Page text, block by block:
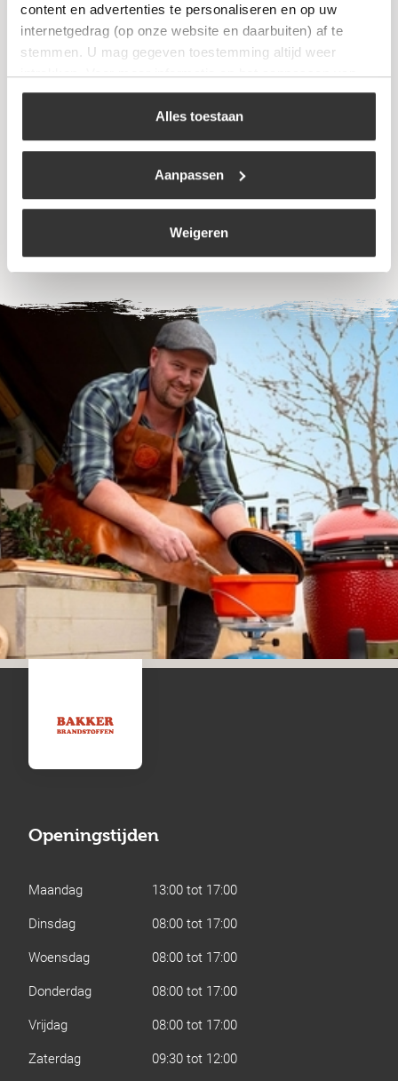
content en advertenties te personaliseren en op uw
internetgedrag (op onze website en daarbuiten) af te
stemmen. U mag gegeven toestemming altijd weer
intrekken. Voor meer informatie en het aanpassen van
uw keuze op onze website verwijzen wij u naar ons
Alles toestaan
Aanpassen
Weigeren
€43,95
Openingstijden
Maandag
13:00 tot 17:00
Dinsdag
08:00 tot 17:00
Woensdag
08:00 tot 17:00
Donderdag
08:00 tot 17:00
Vrijdag
08:00 tot 17:00
Zaterdag
09:30 tot 12:00